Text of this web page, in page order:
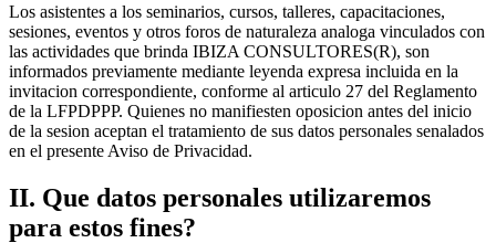
Los asistentes a los seminarios, cursos, talleres, capacitaciones,
sesiones, eventos y otros foros de naturaleza analoga vinculados con
las actividades que brinda IBIZA CONSULTORES(R), son
informados previamente mediante leyenda expresa incluida en la
invitacion correspondiente, conforme al articulo 27 del Reglamento
de la LFPDPPP. Quienes no manifiesten oposicion antes del inicio
de la sesion aceptan el tratamiento de sus datos personales senalados
en el presente Aviso de Privacidad.
II. Que datos personales utilizaremos
para estos fines?